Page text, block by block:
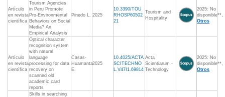
Artículo
en revista
científica
Tourism Agencies
in Peru Promote
Pro-Environmental
Behaviors on Social
Media? An
Empirical Analysis
Pinedo L. 2025
10.3390/TOU
RHOSP60502
21
Tourism and
Hospitality
2025: No
disponible**,
Otros
Artículo
en revista
científica
Optical character
recognition system
with natural
language
processing for data
recovery on
scanned old
academic card
reports
Casas-
Huamanta
E.
2025
10.4025/ACTA
SCITECHNO
L.V47I1.69814
Acta
Scientiarum -
Technology
2025: No
disponible**,
Otros
Skills in searching